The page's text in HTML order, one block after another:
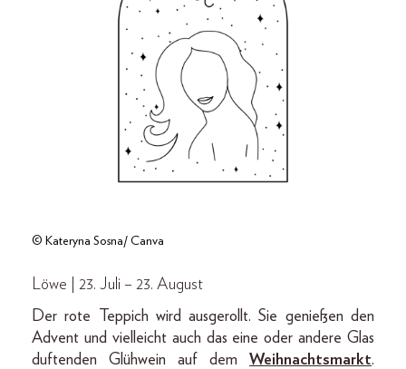
© Kateryna Sosna/ Canva
Löwe | 23. Juli – 23. August
Der rote Teppich wird ausgerollt. Sie genießen den
Advent und vielleicht auch das eine oder andere Glas
duftenden Glühwein auf dem Weihnachtsmarkt.